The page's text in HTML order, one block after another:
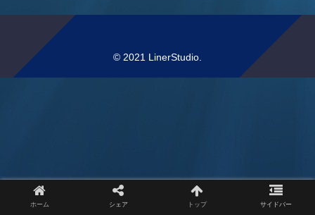
© 2021 LinerStudio.
ホーム シェア トップ サイドバー